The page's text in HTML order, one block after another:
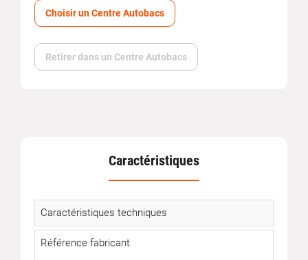
Choisir un Centre Autobacs
Retirer dans un Centre Autobacs
Caractéristiques
Caractéristiques techniques
Référence fabricant